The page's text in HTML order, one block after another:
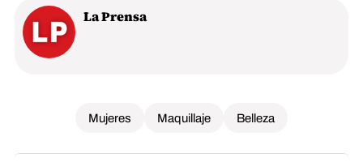
La Prensa
Mujeres Maquillaje Belleza